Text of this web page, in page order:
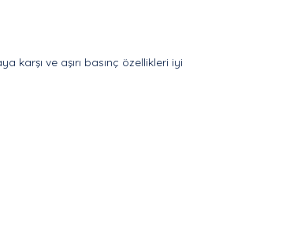
karşı ve aşırı basınç özellikleri iyi